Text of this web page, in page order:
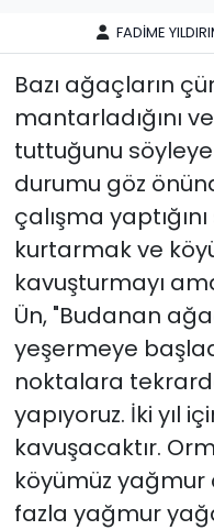
FADİME
Bazı ağaçların
mantarladığını
tuttuğunu
durumu göz
çalışma
kurtarmak ve
kavuşturmayı
Ün, "Budanan
yeşermeye
noktalara
yapıyoruz. İki yıl
kavuşacaktır.
köyümüz yağmur
fazla yağmur